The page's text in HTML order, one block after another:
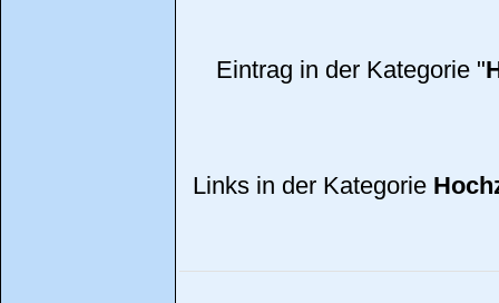
Eintrag in der Kategorie "
Links in der Kategorie